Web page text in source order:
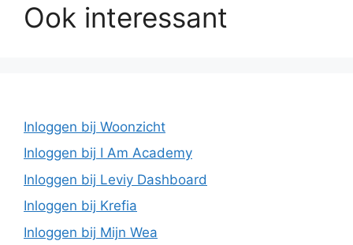
Ook interessant
Inloggen bij Woonzicht
Inloggen bij I Am Academy
Inloggen bij Leviy Dashboard
Inloggen bij Krefia
Inloggen bij Mijn Wea